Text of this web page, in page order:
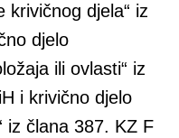
krivičnog djela“ iz
djelo
ili ovlasti“ iz
i krivično djelo
iz člana 387. KZ F